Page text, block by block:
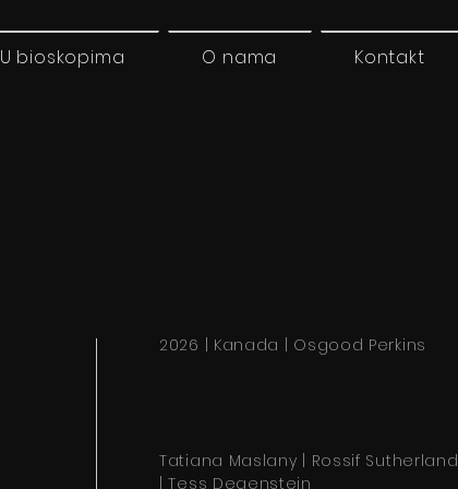
U bioskopima O nama Kontakt
2026 | Kanada | Osgood Perkins
Tatiana Maslany | Rossif Sutherland
| Tess Degenstein